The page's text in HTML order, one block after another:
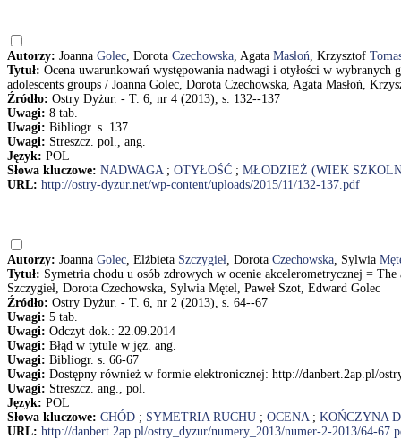
Autorzy: Joanna Golec, Dorota Czechowska, Agata Masłoń, Krzysztof
Tytuł: Ocena uwarunkowań występowania nadwagi i otyłości w wybranych
adolescents groups / Joanna Golec, Dorota Czechowska, Agata Masłoń,
Źródło: Ostry Dyżur. - T. 6, nr 4 (2013), s. 132--137
Uwagi: 8 tab.
Uwagi: Bibliogr. s. 137
Uwagi: Streszcz. pol., ang.
Język: POL
Słowa kluczowe: NADWAGA; OTYŁOŚĆ ; MŁODZIEŻ (WIEK
URL: http://ostry-dyzur.net/wp-content/uploads/2015/11/132-137.pdf
Autorzy: Joanna Golec, Elżbieta Szczygieł, Dorota Czechowska, Sylwia
Tytuł: Symetria chodu u osób zdrowych w ocenie akcelerometrycznej =
Szczygieł, Dorota Czechowska, Sylwia Mętel, Paweł Szot, Edward Golec
Źródło: Ostry Dyżur. - T. 6, nr 2 (2013), s. 64--67
Uwagi: 5 tab.
Uwagi: Odczyt dok.: 22.09.2014
Uwagi: Błąd w tytule w jęz. ang.
Uwagi: Bibliogr. s. 66-67
Uwagi: Dostępny również w formie elektronicznej: http://danbert.2ap.pl/
Uwagi: Streszcz. ang., pol.
Język: POL
Słowa kluczowe: CHÓD ; SYMETRIA RUCHU ; OCENA; KOŃCZYNA
URL: http://danbert.2ap.pl/ostry_dyzur/numery_2013/numer-2-2013/64-